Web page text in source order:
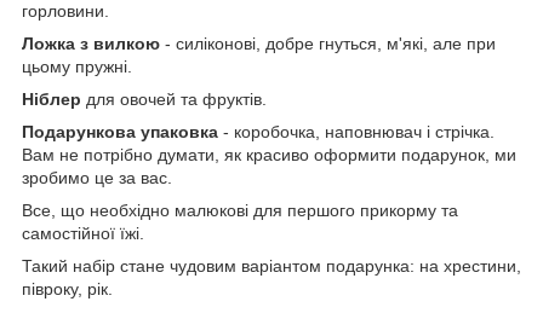
горловини.
Ложка з вилкою - силіконові, добре гнуться, м'які, але при
цьому пружні.
Ніблер для овочей та фруктів.
Подарункова упаковка - коробочка, наповнювач і стрічка.
Вам не потрібно думати, як красиво оформити подарунок, ми
зробимо це за вас.
Все, що необхідно малюкові для першого прикорму та
самостійної їжі.
Такий набір стане чудовим варіантом подарунка: на хрестини,
півроку, рік.